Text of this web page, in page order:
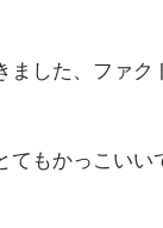
ました、ファ
てもかっこいい